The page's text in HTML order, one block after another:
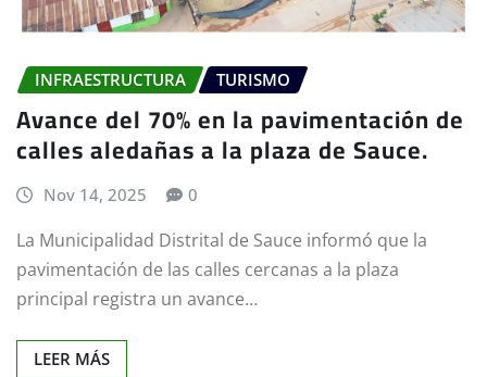
INFRAESTRUCTURA TURISMO
Avance del 70% en la pavimentación de
calles aledañas a la plaza de Sauce.
Nov 14, 2025 0
La Municipalidad Distrital de Sauce informó que la
pavimentación de las calles cercanas a la plaza
principal registra un avance…
LEER MÁS